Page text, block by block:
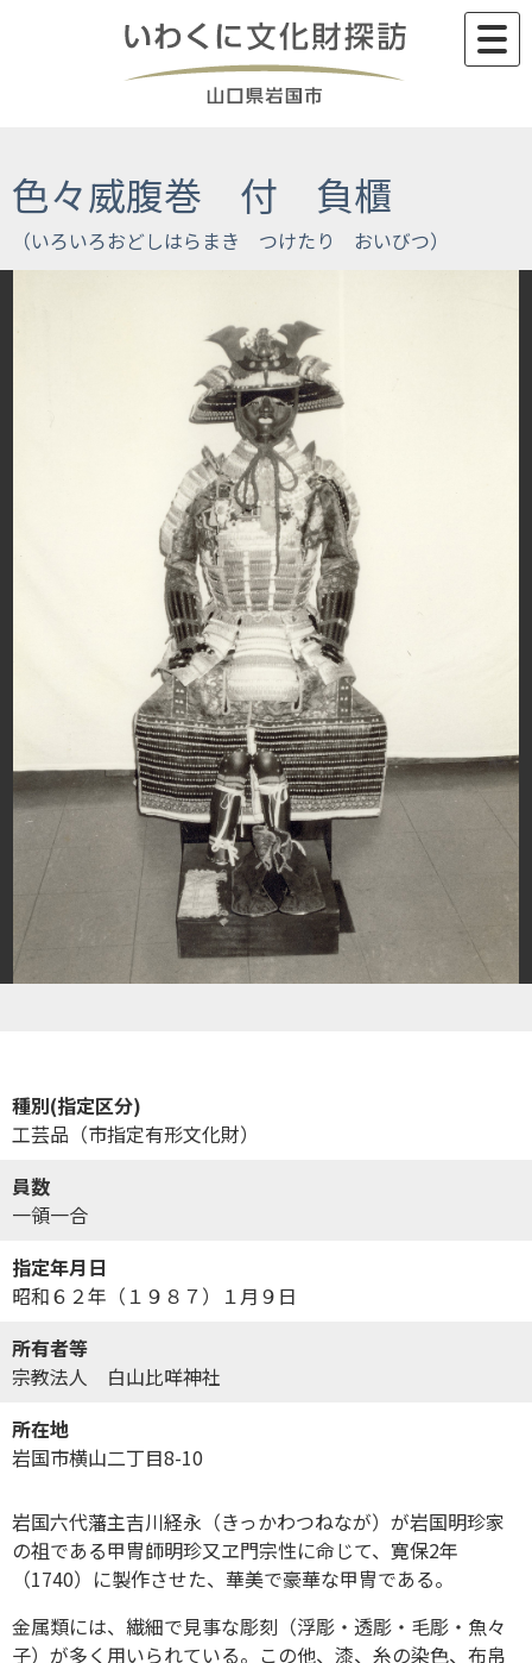
色々威腹巻 付 負櫃
種別(指定区分)
工芸品（市指定有形文化財）
員数
一領一合
指定年月日
昭和６２年（１９８７）１月９日
所有者等
宗教法人 白山比咩神社
所在地
岩国市横山二丁目8-10
岩国六代藩主吉川経永（きっかわつねなが）が岩国明珍家
の祖である甲冑師明珍又ヱ門宗性に命じて、寛保2年
（1740）に製作させた、華美で豪華な甲冑である。
金属類には、繊細で見事な彫刻（浮彫・透彫・毛彫・魚々
子）が多く用いられている。この他、漆、糸の染色、布帛